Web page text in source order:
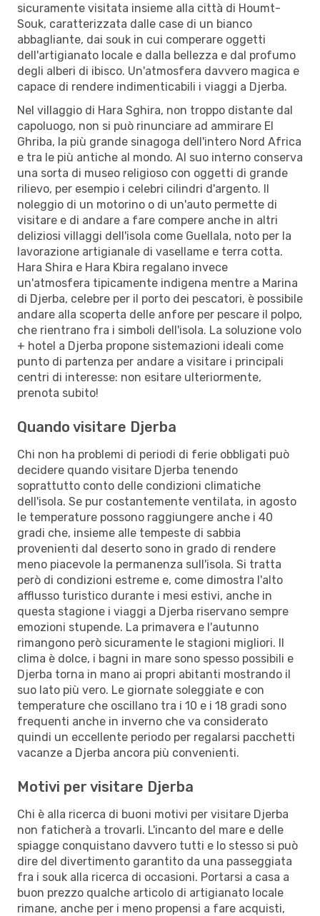
sicuramente visitata insieme alla città di Houmt-
Souk, caratterizzata dalle case di un bianco
abbagliante, dai souk in cui comperare oggetti
dell'artigianato locale e dalla bellezza e dal profumo
degli alberi di ibisco. Un'atmosfera davvero magica e
capace di rendere indimenticabili i viaggi a Djerba.
Nel villaggio di Hara Sghira, non troppo distante dal
capoluogo, non si può rinunciare ad ammirare El
Ghriba, la più grande sinagoga dell'intero Nord Africa
e tra le più antiche al mondo. Al suo interno conserva
una sorta di museo religioso con oggetti di grande
rilievo, per esempio i celebri cilindri d'argento. Il
noleggio di un motorino o di un'auto permette di
visitare e di andare a fare compere anche in altri
deliziosi villaggi dell'isola come Guellala, noto per la
lavorazione artigianale di vasellame e terra cotta.
Hara Shira e Hara Kbira regalano invece
un'atmosfera tipicamente indigena mentre a Marina
di Djerba, celebre per il porto dei pescatori, è possibile
andare alla scoperta delle anfore per pescare il polpo,
che rientrano fra i simboli dell'isola. La soluzione volo
+ hotel a Djerba propone sistemazioni ideali come
punto di partenza per andare a visitare i principali
centri di interesse: non esitare ulteriormente,
prenota subito!
Quando visitare Djerba
Chi non ha problemi di periodi di ferie obbligati può
decidere quando visitare Djerba tenendo
soprattutto conto delle condizioni climatiche
dell'isola. Se pur costantemente ventilata, in agosto
le temperature possono raggiungere anche i 40
gradi che, insieme alle tempeste di sabbia
provenienti dal deserto sono in grado di rendere
meno piacevole la permanenza sull'isola. Si tratta
però di condizioni estreme e, come dimostra l'alto
afflusso turistico durante i mesi estivi, anche in
questa stagione i viaggi a Djerba riservano sempre
emozioni stupende. La primavera e l'autunno
rimangono però sicuramente le stagioni migliori. Il
clima è dolce, i bagni in mare sono spesso possibili e
Djerba torna in mano ai propri abitanti mostrando il
suo lato più vero. Le giornate soleggiate e con
temperature che oscillano tra i 10 e i 18 gradi sono
frequenti anche in inverno che va considerato
quindi un eccellente periodo per regalarsi pacchetti
vacanze a Djerba ancora più convenienti.
Motivi per visitare Djerba
Chi è alla ricerca di buoni motivi per visitare Djerba
non faticherà a trovarli. L'incanto del mare e delle
spiagge conquistano davvero tutti e lo stesso si può
dire del divertimento garantito da una passeggiata
fra i souk alla ricerca di occasioni. Portarsi a casa a
buon prezzo qualche articolo di artigianato locale
rimane, anche per i meno propensi a fare acquisti,